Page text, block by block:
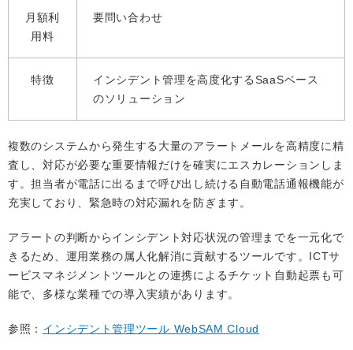
月額利
用料
要問い合わせ
特徴
インシデント管理を高度化するSaaSベース
のソリューション
複数のシステムから発生する大量のアラートメールを高精度に精
査し、対応が必要な重要情報だけを確実にエスカレーションしま
す。担当者が電話に出るまで呼び出し続ける自動電話通報機能が
充実しており、緊急時の対応漏れを防ぎます。
アラートの判断からインシデント対応状況の管理までを一元化で
きるため、運用業務の属人化解消に貢献するツールです。ICTサ
ービスマネジメントツールとの連携によるチケット自動起票も可
能で、多様な業種での導入実績があります。
参照： インシデント管理ツール WebSAM Cloud